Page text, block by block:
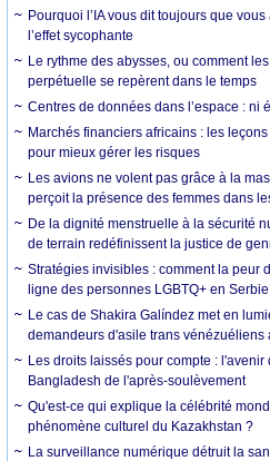
Pourquoi l’IA vous dit toujours que
l’effet sycophante
Le rythme des abysses, ou comment
perpétuelle se repèrent dans le temps
Centres de données dans l’espace : ni
Marchés financiers africains : les
pour mieux gérer les risques
Les avions ne volent pas grâce à la
perçoit la présence des femmes dans
De la dignité menstruelle à la sécurité
de terrain redéfinissent la justice de
Stratégies invisibles : comment la peur
ligne des personnes LGBTQ+ en Serbie
Le cas de Shakira Galíndez met en
demandeurs d'asile trans vénézuéliens
Les droits laissés pour compte :
Bangladesh de l'après-soulèvement
Qu'est-ce qui explique la célébrité
phénomène culturel du Kazakhstan ?
La surveillance numérique détruit la